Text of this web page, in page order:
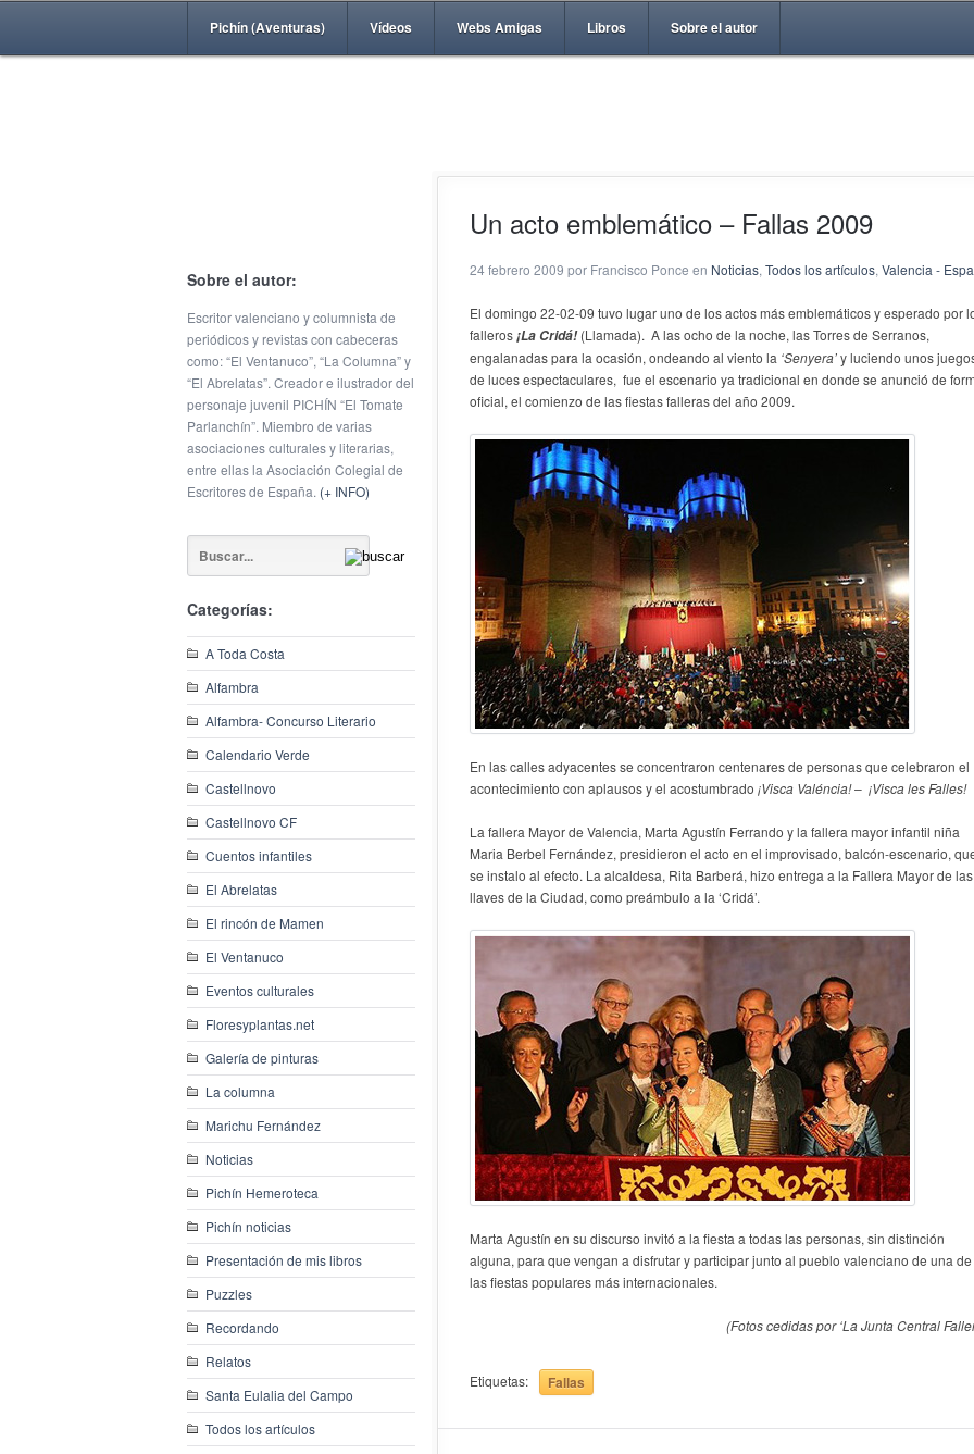
Pichín (Aventuras) Vídeos Webs Amigas Libros Sobre el autor
Sobre el autor:
Escritor valenciano y columnista de
periódicos y revistas con cabeceras
como: “El Ventanuco”, “La Columna” y
“El Abrelatas”. Creador e ilustrador del
personaje juvenil PICHÍN “El Tomate
Parlanchín”. Miembro de varias
asociaciones culturales y literarias,
entre ellas la Asociación Colegial de
Escritores de España. (+ INFO)
Categorías:
A Toda Costa
Alfambra
Alfambra- Concurso Literario
Calendario Verde
Castellnovo
Castellnovo CF
Cuentos infantiles
El Abrelatas
El rincón de Mamen
El Ventanuco
Eventos culturales
Floresyplantas.net
Galería de pinturas
La columna
Marichu Fernández
Noticias
Pichín Hemeroteca
Pichín noticias
Presentación de mis libros
Puzzles
Recordando
Relatos
Santa Eulalia del Campo
Todos los artículos
Un acto emblemático – Fallas 2009
24 febrero 2009 por Francisco Ponce en Noticias, Todos los artículos, Valencia -
El domingo 22-02-09 tuvo lugar uno de los actos más emblemáticos y esperado por
falleros¡La Cridá!(Llamada). A las ocho de la noche, las Torres de Serranos,
engalanadas para la ocasión, ondeando al viento la ‘Senyera’y luciendo unos
de luces espectaculares, fue el escenario ya tradicional en donde se anunció de
oficial, el comienzo de las fiestas falleras del año 2009.
En las calles adyacentes se concentraron centenares de personas que celebraron el
acontecimiento con aplausos y el acostumbrado ¡Visca Valéncia!– ¡Visca les Falles!
La fallera Mayor de Valencia, Marta Agustín Ferrando y la fallera mayor infantil niña
Maria Berbel Fernández, presidieron el acto en el improvisado, balcón-escenario,
se instalo al efecto. La alcaldesa, Rita Barberá, hizo entrega a la Fallera Mayor de las
llaves de la Ciudad, como preámbulo a la ‘Cridá’.
Marta Agustín en su discurso invitó a la fiesta a todas las personas, sin distinción
alguna, para que vengan a disfrutar y participar junto al pueblo valenciano de una de
las fiestas populares más internacionales.
(Fotos cedidas por ‘La Junta Central
Etiquetas: Fallas